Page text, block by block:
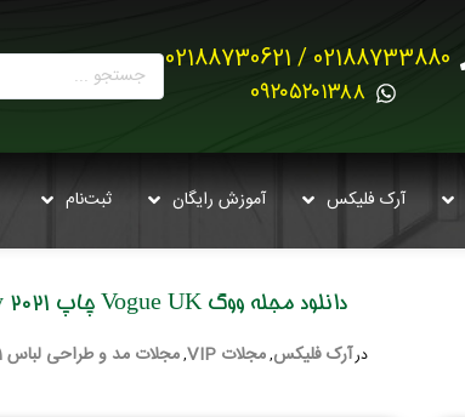
02188733880 / 02188730621
0۹۲۰۵۲۰۱۳۸۸
آرک فلیکس آموزش رایگان ثبت‌نام
دانلود مجله ووگ Vogue UK چاپ May 2021
درآرک فلیکس,مجلات VIP ,مجلات مد و طراحی لباس 2021 VIP